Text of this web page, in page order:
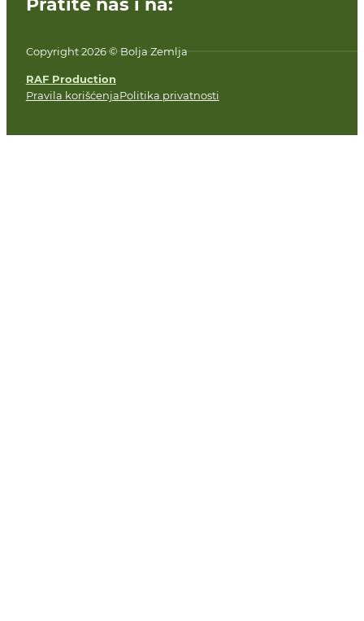
Pratite nas i na:
Copyright 2026 © Bolja Zemlja
RAF Production
Pravila korišćenjaPolitika privatnosti